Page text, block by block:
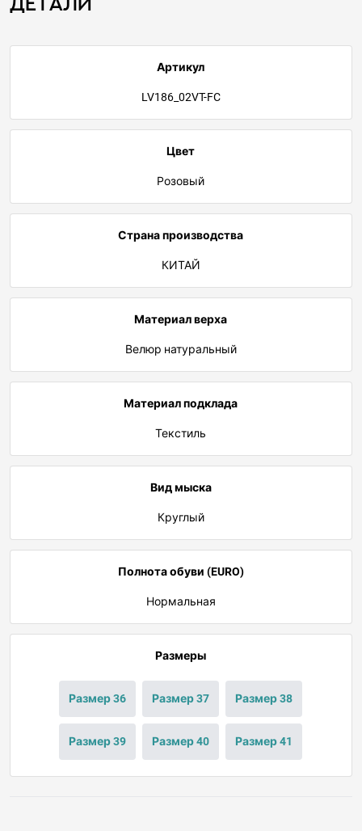
Артикул
LV186_02VT-FC
Цвет
Розовый
Страна производства
КИТАЙ
Материал верха
Велюр натуральный
Материал подклада
Текстиль
Вид мыска
Круглый
Полнота обуви (EURO)
Нормальная
Размеры
Размер 36 Размер 37 Размер 38
Размер 39 Размер 40 Размер 41